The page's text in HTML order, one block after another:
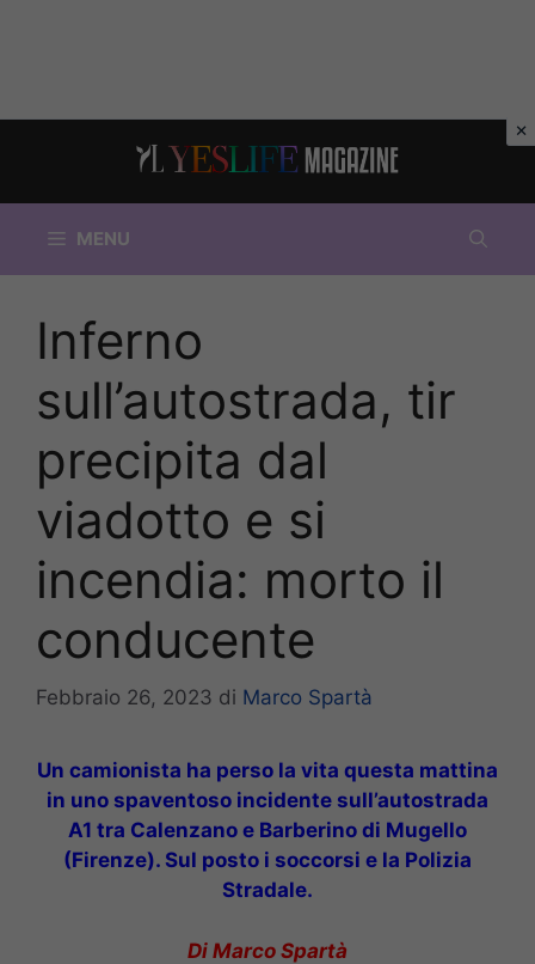
MENU
Inferno
sull’autostrada, tir
precipita dal
viadotto e si
incendia: morto il
conducente
Febbraio 26, 2023 di Marco Spartà
Un camionista ha perso la vita questa mattina
in uno spaventoso incidente sull’autostrada
A1 tra Calenzano e Barberino di Mugello
(Firenze). Sul posto i soccorsi e la Polizia
Stradale.
Di Marco Spartà